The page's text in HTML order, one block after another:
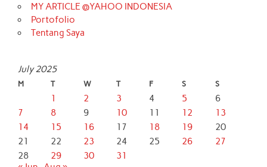
MY ARTICLE @YAHOO INDONESIA
Portofolio
Tentang Saya
July 2025
M T W T F S S
1 2 3 4 5
6
7
8 9 10 11 12
13
14
15 16 17 18 19
20
21
22 23 24 25 26
27
28
29 30
31